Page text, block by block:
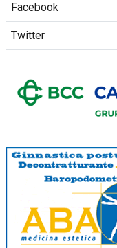
Facebook
Twitter